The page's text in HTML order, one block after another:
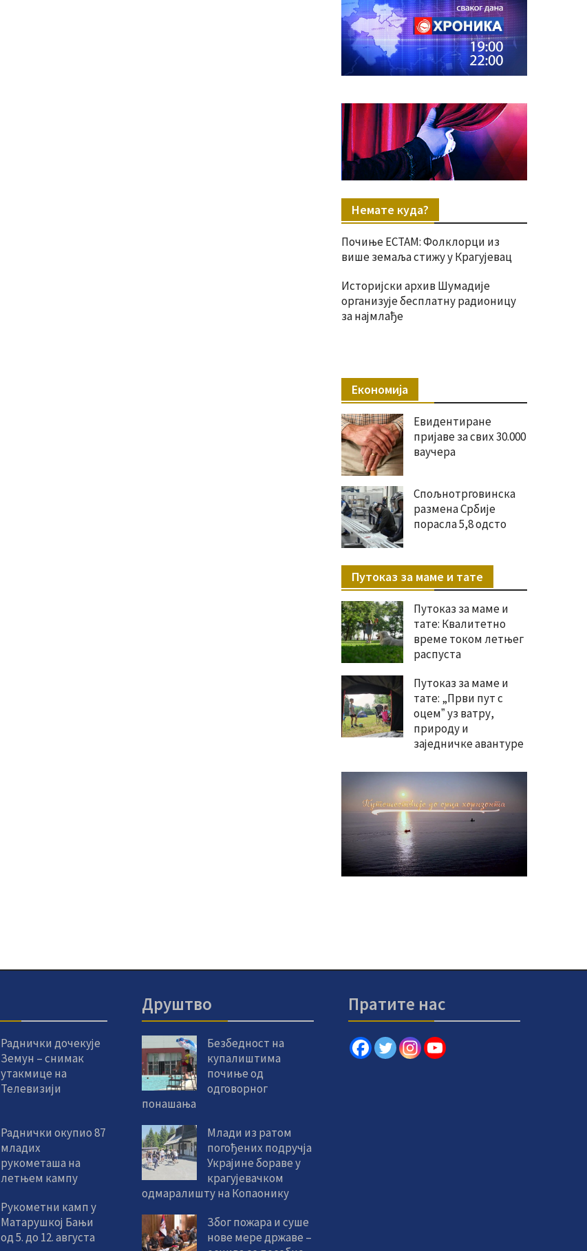
Немате куда?
Почиње ЕСТАМ: Фолклорци из
више земаља стижу у Крагујевац
Историјски архив Шумадије
организује бесплатну радионицу
за најмлађе
Економија
Евидентиране
пријаве за свих 30.000
ваучера
Спољнотрговинска
размена Србије
порасла 5,8 одсто
Путоказ за маме и тате
Путоказ за маме и
тате: Квалитетно
време током летњег
распуста
Путоказ за маме и
тате: „Први пут с
оцемˮ уз ватру,
природу и
заједничке авантуре
Раднички дочекује
Земун – снимак
утакмице на
Телевизији
Раднички окупио 87
младих
рукометаша на
летњем кампу
Рукометни камп у
Матарушкој Бањи
од 5. до 12. августа
Друштво
Безбедност на
купалиштима
почиње од
одговорног
понашања
Млади из ратом
погођених подручја
Украјине бораве у
крагујевачком
одмаралишту на Копаонику
Због пожара и суше
нове мере државе –
Пратите нас